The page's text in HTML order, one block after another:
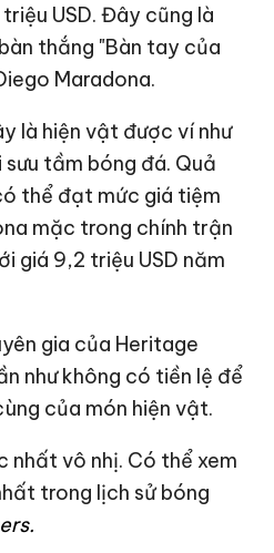
USD. Đây cũng là
thắng "Bàn tay của
Maradona.
là hiện vật được ví như
tầm bóng đá. Quả
thể đạt mức giá tiệm
mặc trong chính trận
giá 9,2 triệu USD năm
gia của Heritage
như không có tiền lệ để
của món hiện vật.
nhất vô nhị. Có thể xem
trong lịch sử bóng